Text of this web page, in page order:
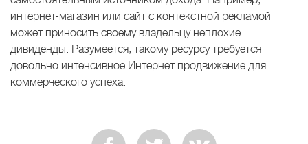
интернет-магазин или сайт с контекстной рекламой
может приносить своему владельцу неплохие
дивиденды. Разумеется, такому ресурсу требуется
довольно интенсивное Интернет продвижение для
коммерческого успеха.